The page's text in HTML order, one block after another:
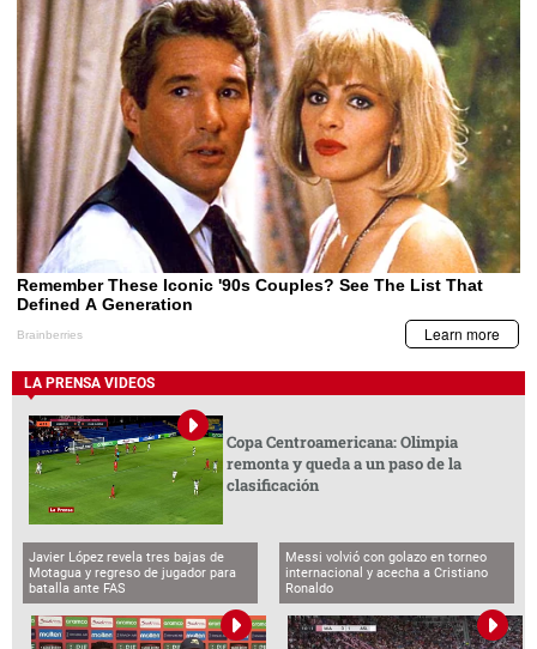
LA PRENSA VIDEOS
Copa Centroamericana: Olimpia
remonta y queda a un paso de la
clasificación
Javier López revela tres bajas de
Motagua y regreso de jugador para
batalla ante FAS
Messi volvió con golazo en torneo
internacional y acecha a Cristiano
Ronaldo